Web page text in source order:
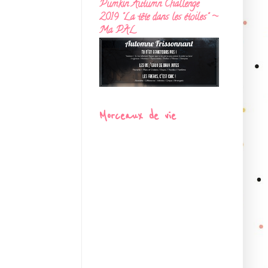
Pumkin Autumn Challenge
2019 "La tête dans les étoiles" ~
Ma PAL
Morceaux de vie